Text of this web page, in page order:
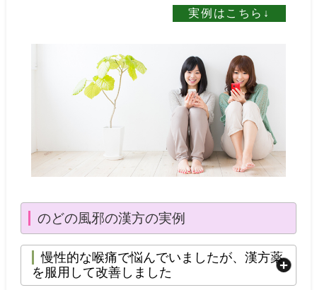
実例はこちら↓
のどの風邪の漢方の実例
慢性的な喉痛で悩んでいましたが、漢方薬
を服用して改善しました